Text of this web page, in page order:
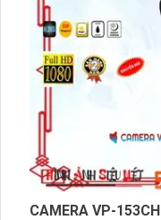
CAMERA VP-153CH